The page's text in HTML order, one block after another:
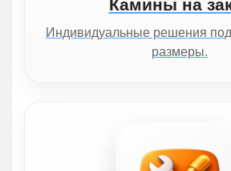
Камины на
Индивидуальные решения
размеры.